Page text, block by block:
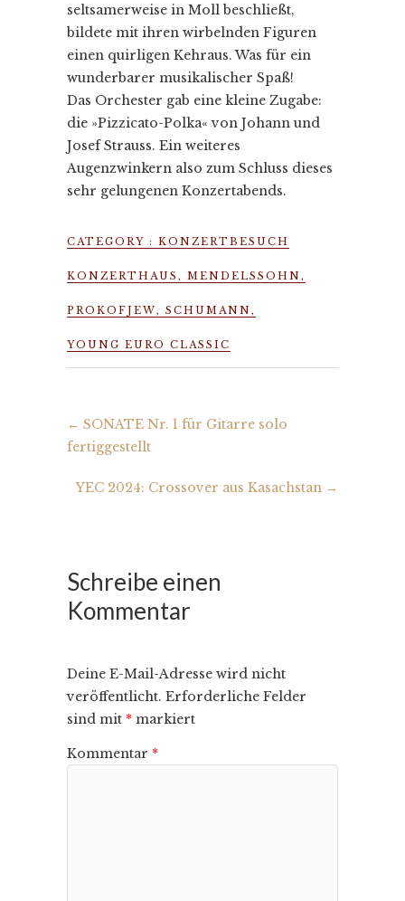
seltsamerweise in Moll beschließt,
bildete mit ihren wirbelnden Figuren
einen quirligen Kehraus. Was für ein
wunderbarer musikalischer Spaß!
Das Orchester gab eine kleine Zugabe:
die »Pizzicato-Polka« von Johann und
Josef Strauss. Ein weiteres
Augenzwinkern also zum Schluss dieses
sehr gelungenen Konzertabends.
CATEGORY : KONZERTBESUCH
KONZERTHAUS , MENDELSSOHN,
PROKOFJEW, SCHUMANN,
YOUNG EURO CLASSIC
← SONATE Nr. 1 für Gitarre solo
fertiggestellt
YEC 2024: Crossover aus Kasachstan →
Schreibe einen
Kommentar
Deine E-Mail-Adresse wird nicht
veröffentlicht. Erforderliche Felder
sind mit * markiert
Kommentar *